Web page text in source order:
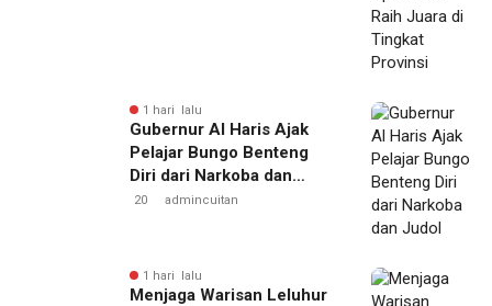
1 hari lalu
Gubernur Al Haris Ajak
Pelajar Bungo Benteng
Diri dari Narkoba dan
Judol
20 admincuitan
1 hari lalu
Menjaga Warisan Leluhur